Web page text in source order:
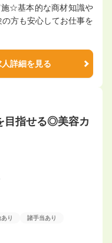
施☆基本的な商材知識や
方も安心してお仕事を
人詳細を見る
目指せる◎美容カ
り 諸手当あり